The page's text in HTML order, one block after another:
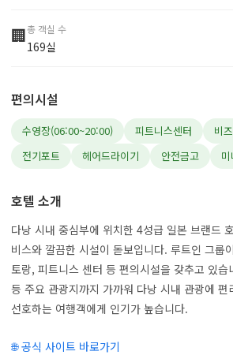
🏢총 객실 수
169실
편의시설
수영장(06:00~20:00) 피트니스센터 비
전기포트
헤어드라이기 안전금고
호텔 소개
다낭 시내 중심부에 위치한 4성급 일본 브랜드
비스와 깔끔한 시설이 돋보입니다. 루트인 그룹
토랑, 피트니스 센터 등 편의시설을 갖추고 있습
등 주요 관광지까지 가까워 다낭 시내 관광에 편
선호하는 여행객에게 인기가 높습니다.
🌐 공식 사이트 바로가기